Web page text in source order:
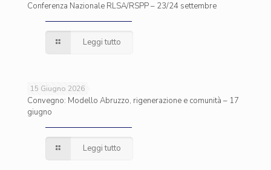
Conferenza Nazionale RLSA/RSPP – 23/24 settembre
Leggi tutto
15 Giugno 2026
Convegno: Modello Abruzzo, rigenerazione e comunità – 17
giugno
Leggi tutto